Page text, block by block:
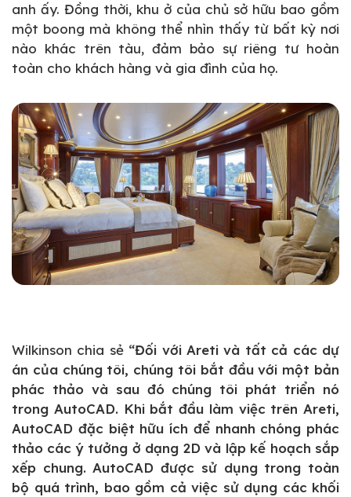
anh ấy. Đồng thời, khu ở của chủ sở hữu bao gồm
một boong mà không thể nhìn thấy từ bất kỳ nơi
nào khác trên tàu, đảm bảo sự riêng tư hoàn
toàn cho khách hàng và gia đình của họ.
Wilkinson chia sẻ“Đối với Areti và tất cả các dự
án của chúng tôi, chúng tôi bắt đầu với một bản
phác thảo và sau đó chúng tôi phát triển nó
trong AutoCAD. Khi bắt đầu làm việc trên Areti,
AutoCAD đặc biệt hữu ích để nhanh chóng phác
thảo các ý tưởng ở dạng 2D và lập kế hoạch sắp
xếp chung. AutoCAD được sử dụng trong toàn
bộ quá trình, bao gồm cả việc sử dụng các khối